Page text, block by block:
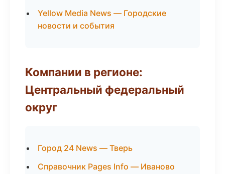
Yellow Media News — Городские
новости и события
Компании в регионе:
Центральный федеральный
округ
Город 24 News — Тверь
Справочник Pages Info — Иваново